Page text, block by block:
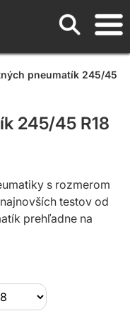
pneumatík 245/45
245/45 R18
s rozmerom
testov od
prehľadne na